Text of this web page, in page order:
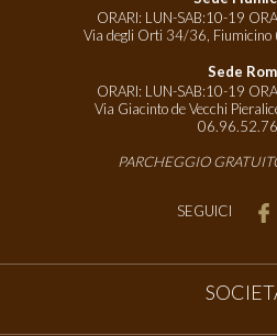
ORARI: LUN-SAB:10-19
Via degli Orti 34/36, Fiumicino
Sede
ORARI: LUN-SAB:10-19
Via Giacinto de Vecchi
PARCHEGGIO
SEGUICI